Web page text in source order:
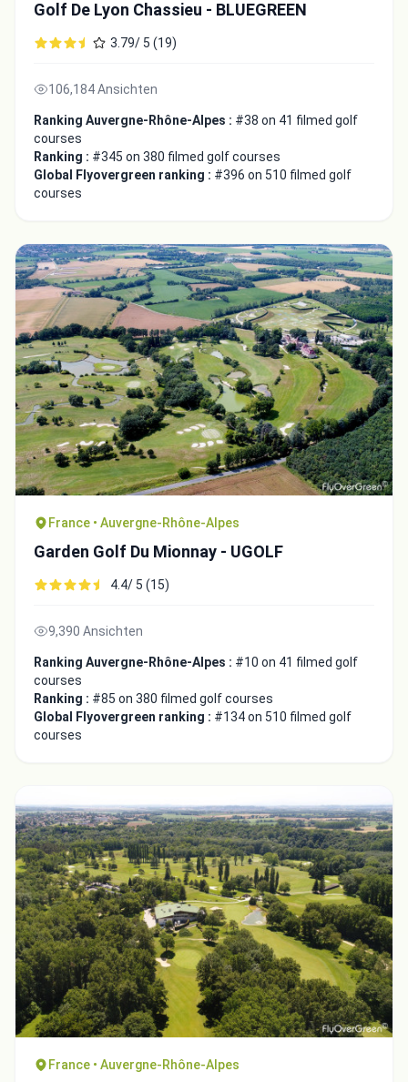
Golf De Lyon Chassieu - BLUEGREEN
3.79/ 5 (19)
106,184 Ansichten
Ranking Auvergne-Rhône-Alpes : #38 on 41 filmed golf
courses
Ranking : #345 on 380 filmed golf courses
Global Flyovergreen ranking : #396 on 510 filmed golf
courses
France • Auvergne-Rhône-Alpes
Garden Golf Du Mionnay - UGOLF
4.4/ 5 (15)
9,390 Ansichten
Ranking Auvergne-Rhône-Alpes : #10 on 41 filmed golf
courses
Ranking : #85 on 380 filmed golf courses
Global Flyovergreen ranking : #134 on 510 filmed golf
courses
France • Auvergne-Rhône-Alpes